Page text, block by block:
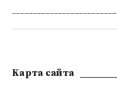
Kарта сайта